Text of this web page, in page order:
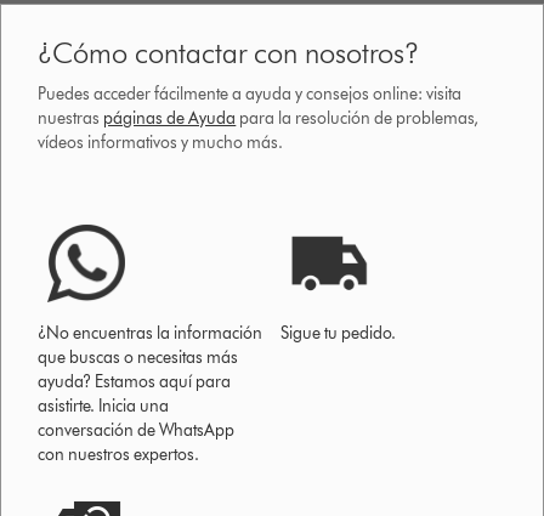
¿Cómo contactar con nosotros?
Puedes acceder fácilmente a ayuda y consejos online: visita
nuestras páginas de Ayuda para la resolución de problemas,
vídeos informativos y mucho más.
¿No encuentras la información
que buscas o necesitas más
ayuda? Estamos aquí para
asistirte. Inicia una
conversación de WhatsApp
con nuestros expertos.
Sigue tu pedido.